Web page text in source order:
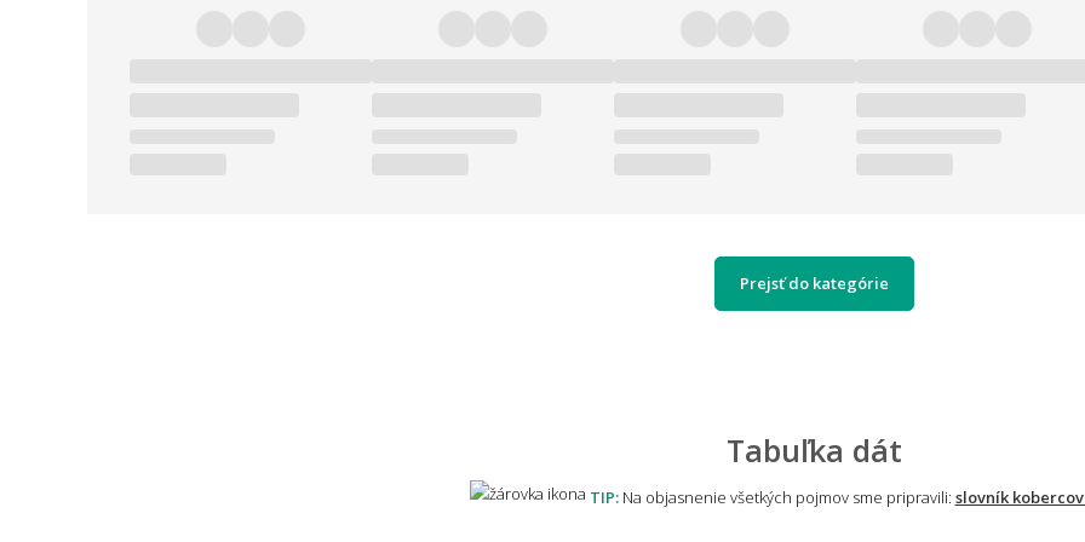
Prejsť do kategórie
Tabuľka dát
TIP:Na objasnenie všetkých pojmov sme pripravili: slovník